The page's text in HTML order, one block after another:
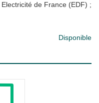
Electricité de France (EDF) ;
Disponible